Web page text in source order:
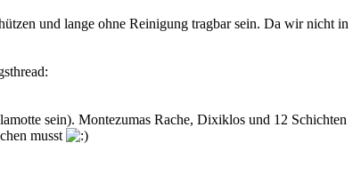
und lange ohne Reinigung tragbar sein. Da wir nicht in
sein). Montezumas Rache, Dixiklos und 12 Schichten
musst